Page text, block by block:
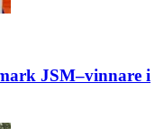
JSM–vinnare i